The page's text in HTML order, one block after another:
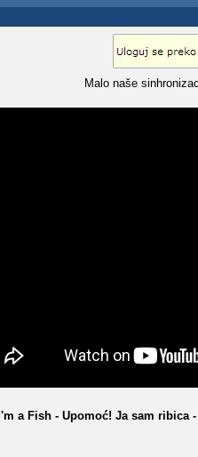
Malo naše
a Fish - Upomoć! Ja sam ribica